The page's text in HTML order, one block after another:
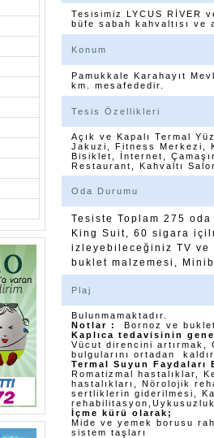
Tesisimiz LYCUS RİVER
büfe sabah kahvaltısı ve
Konum
Pamukkale Karahayıt
km. mesafededir.
Tesis Özellikleri
Açık ve Kapalı Termal
Jakuzi, Fitness Merkezi,
Bisiklet, İnternet,
Restaurant, Kahvaltı
Oda Durumu
Tesiste Toplam 275
King Suit, 60 sigara
izleyebileceğiniz TV ve
buklet malzemesi,
Plaj
Bulunmamaktadır.
Notlar :
Bornoz ve
Kaplıca tedavisinin
Vücut direncini artırmak,
bulgularını ortadan
Termal Suyun
Romatizmal hastalıklar,
hastalıkları, Nörolojik
sertliklerin giderilmesi,
İçme kürü olarak;
Mide ve yemek borusu
sistem taşları